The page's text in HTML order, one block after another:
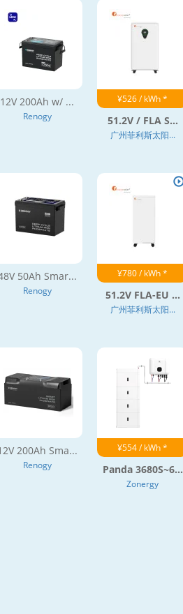
12V 200Ah w/ ...
Renogy
¥526 / kWh *
51.2V / FLA S...
广州菲利斯太阳...
50Ah Smar...
Renogy
¥780 / kWh *
51.2V FLA-EU ...
广州菲利斯太阳...
200Ah Sma...
Renogy
¥554 / kWh *
Panda 3680S~6...
Zonergy